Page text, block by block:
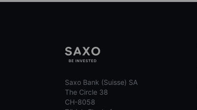
Saxo Bank (Suisse) SA
The Circle 38
CH-8058